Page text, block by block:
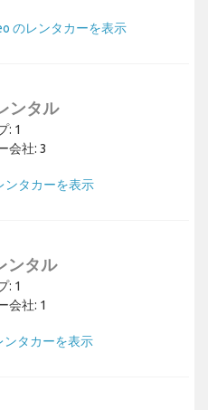
のレンタカーを表示
ンタル
: 1
会社: 3
ンタカーを表示
ンタル
: 1
会社: 1
ンタカーを表示